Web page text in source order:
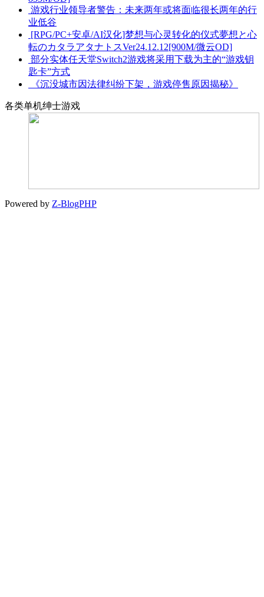
游戏行业领导者警告：未来两年或将面临很长两年的行
业低谷
[RPG/PC+安卓/AI汉化]梦想与心灵转化的仪式夢想と心
転のカタラアタナトスVer24.12.12[900M/微云OD]
部分实体任天堂Switch2游戏将采用下载为主的“游戏钥
匙卡”方式
《沉没城市因法律纠纷下架，游戏停售原因揭秘》
各类单机绅士游戏
Powered by Z-BlogPHP